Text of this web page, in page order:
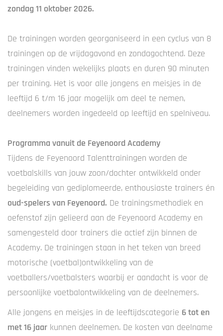
zondag 11 oktober 2026.
De trainingen worden georganiseerd in een cyclus van 8
trainingen op de vrijdagavond en zondagochtend. Deze
trainingen vinden wekelijks plaats en duren 90 minuten
per training. Het is voor alle jongens en meisjes in de
leeftijd 6 t/m 16 jaar mogelijk om deel te nemen,
deelnemers worden ingedeeld op leeftijd en spelniveau.
Programma vanuit de Feyenoord Academy
Tijdens de Feyenoord Talenttrainingen worden de
voetbalskills van jouw zoon/dochter ontwikkeld onder
begeleiding van gediplomeerde, enthousiaste trainers én
oud-spelers van Feyenoord. De trainingsmethodiek en
oefenstof zijn gelieerd aan de Feyenoord Academy en
samengesteld door trainers die actief zijn binnen de
Academy. De trainingen staan in het teken van breed
motorische (voetbal)ontwikkeling van de
voetballers/voetbalsters waarbij er aandacht is voor de
persoonlijke voetbalontwikkeling van de deelnemers.
Alle jongens en meisjes in de leeftijdscategorie 6 tot en
met 16 jaar kunnen deelnemen. De kosten van deelname